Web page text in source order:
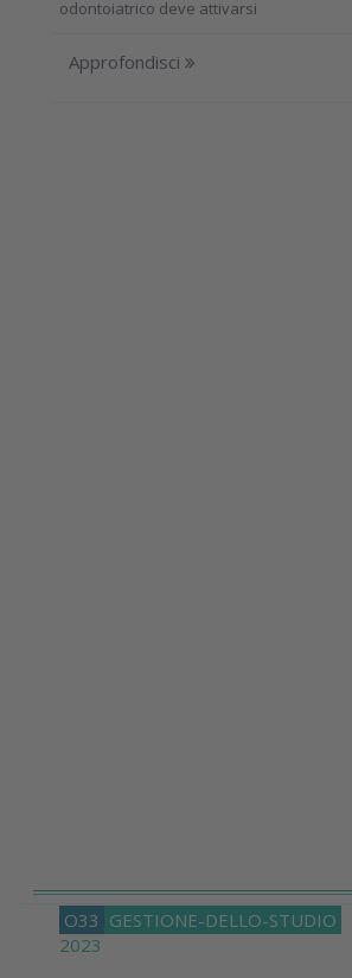
odontoiatrico deve attivarsi
Approfondisci
O33 GESTIONE-DELLO-STUDIO
2023